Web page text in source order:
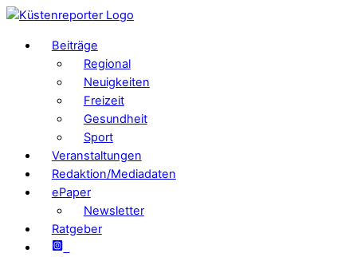
Beiträge
Regional
Neuigkeiten
Freizeit
Gesundheit
Sport
Veranstaltungen
Redaktion/Mediadaten
ePaper
Newsletter
Ratgeber